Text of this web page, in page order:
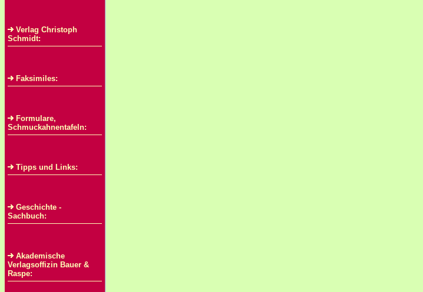
Verlag Christoph
Schmidt:
Faksimiles:
Formulare,
Schmuckahnentafeln:
Tipps und Links:
Geschichte -
Sachbuch:
Akademische
Verlagsoffizin Bauer &
Raspe: